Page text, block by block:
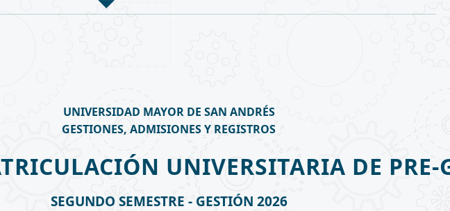
UNIVERSIDAD MAYOR DE SAN ANDRÉS
GESTIONES, ADMISIONES Y REGISTROS
UNIVERSITARIA DE PRE-
SEGUNDO SEMESTRE - GESTIÓN 2026